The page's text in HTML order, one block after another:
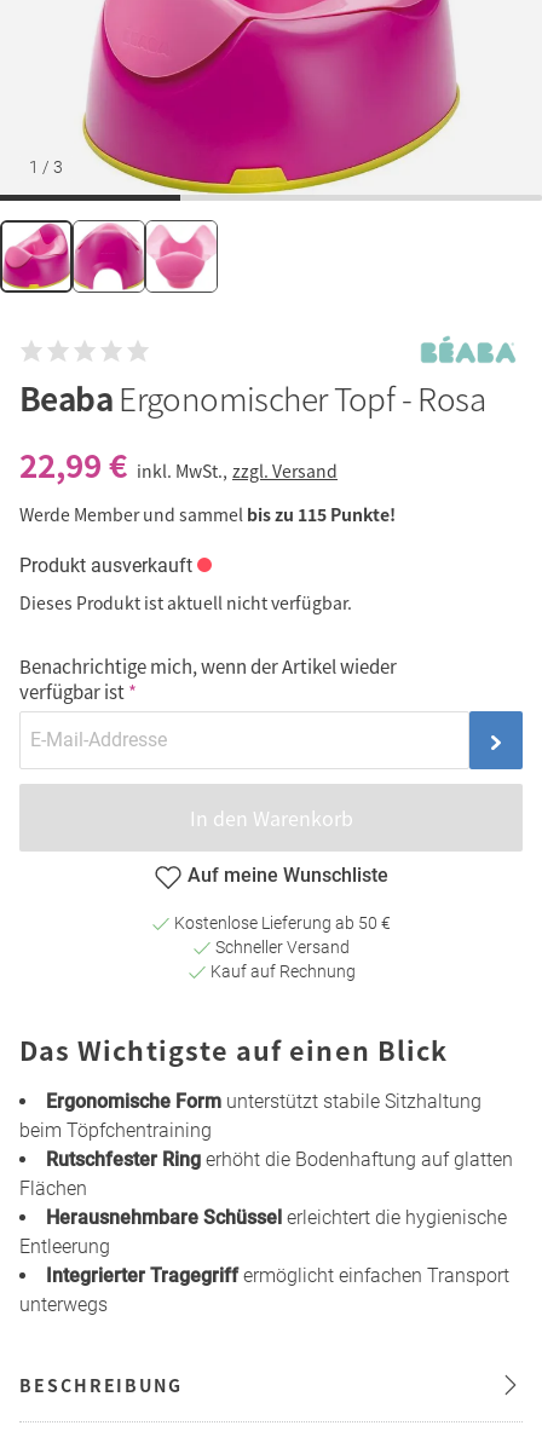
1 / 3
BeabaErgonomischer Topf - Rosa
22,99 € inkl. MwSt., zzgl. Versand
Werde Member und sammel bis zu 115 Punkte!
Produkt ausverkauft
Dieses Produkt ist aktuell nicht verfügbar.
Benachrichtige mich, wenn der Artikel wieder
verfügbar ist
In den Warenkorb
Auf meine Wunschliste
Kostenlose Lieferung ab 50 €
Schneller Versand
Kauf auf Rechnung
Das Wichtigste auf einen Blick
Ergonomische Form unterstützt stabile Sitzhaltung
beim Töpfchentraining
Rutschfester Ring erhöht die Bodenhaftung auf glatten
Flächen
Herausnehmbare Schüssel erleichtert die hygienische
Entleerung
Integrierter Tragegriffermöglicht einfachen Transport
unterwegs
BESCHREIBUNG